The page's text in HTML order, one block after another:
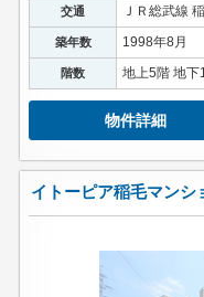
交通 ＪＲ総武線
築年数 1998年8月
階数 地上5階 地下
物件詳細
イトーピア稲毛マンシ